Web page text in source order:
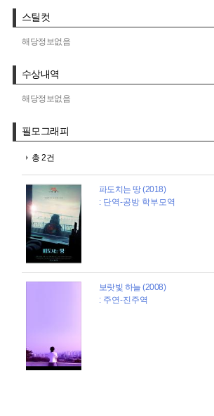
스틸컷
해당정보없음
수상내역
해당정보없음
필모그래피
총 2건
파도치는 땅 (2018)
: 단역-공방 학부모역
보랏빛 하늘 (2008)
: 주연-진주역